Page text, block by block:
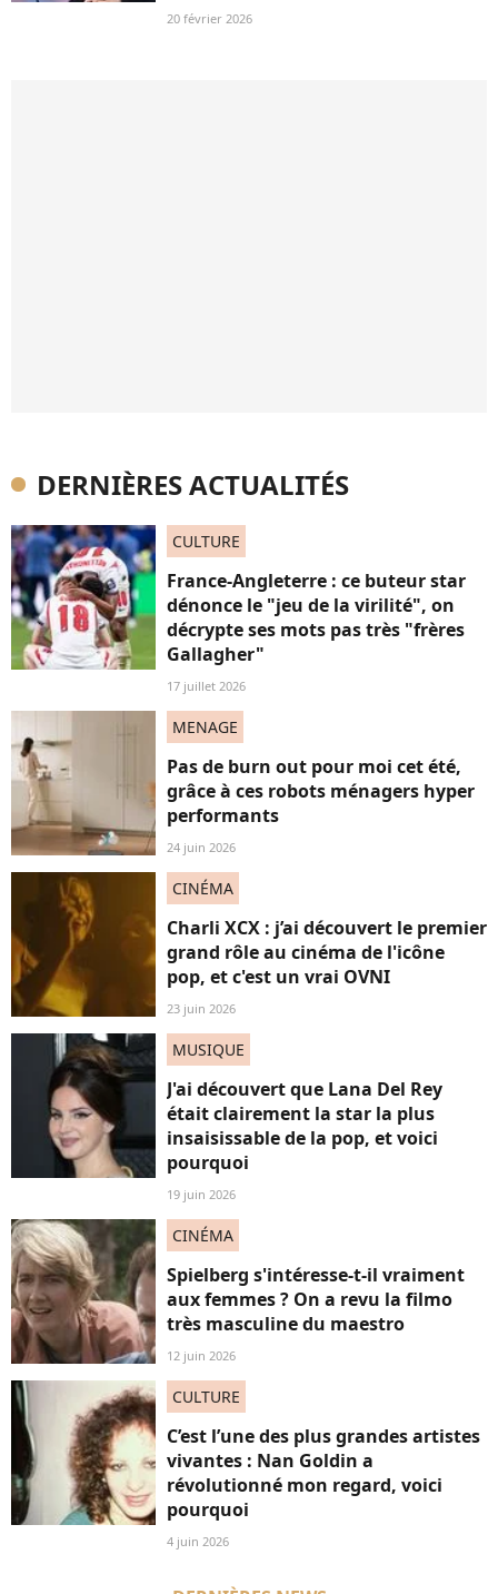
20 février 2026
DERNIÈRES ACTUALITÉS
CULTURE
France-Angleterre : ce buteur star
dénonce le "jeu de la virilité", on
décrypte ses mots pas très "frères
Gallagher"
17 juillet 2026
MENAGE
Pas de burn out pour moi cet été,
grâce à ces robots ménagers hyper
performants
24 juin 2026
CINÉMA
Charli XCX : j’ai découvert le premier
grand rôle au cinéma de l'icône
pop, et c'est un vrai OVNI
23 juin 2026
MUSIQUE
J'ai découvert que Lana Del Rey
était clairement la star la plus
insaisissable de la pop, et voici
pourquoi
19 juin 2026
CINÉMA
Spielberg s'intéresse-t-il vraiment
aux femmes ? On a revu la filmo
très masculine du maestro
12 juin 2026
CULTURE
C’est l’une des plus grandes artistes
vivantes : Nan Goldin a
révolutionné mon regard, voici
pourquoi
4 juin 2026